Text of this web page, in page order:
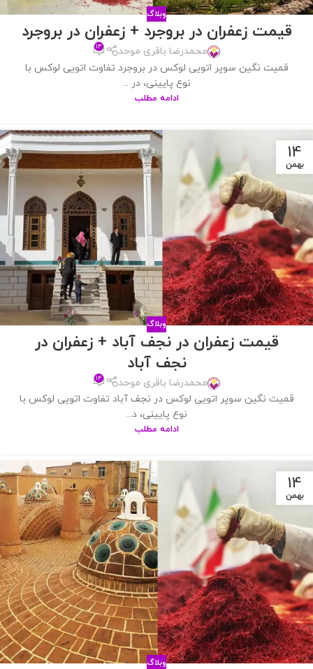
وبلاگ
قیمت زعفران در بروجرد + زعفران در بروجرد
محمدرضا باقری موحد ۱۴
قمیت نگین سوپر اتویی لوکس در بروجرد تفاوت اتویی لوکس با
نوع پایینی، در ...
ادامه مطلب
14
بهمن
وبلاگ
قیمت زعفران در نجف آباد + زعفران در
نجف آباد
محمدرضا باقری موحد ۱۴
قمیت نگین سوپر اتویی لوکس در نجف آباد تفاوت اتویی لوکس با
نوع پایینی، د...
ادامه مطلب
14
بهمن
وبلاگ